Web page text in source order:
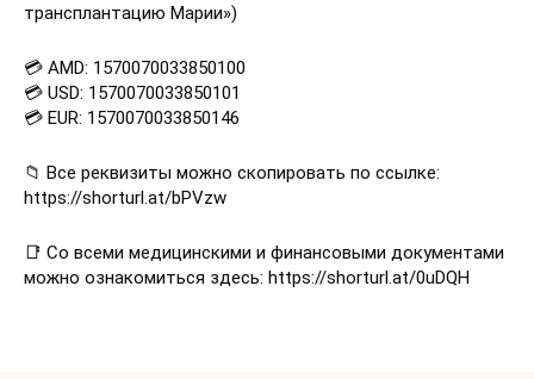
трансплантацию Марии»)
💳 AMD: 1570070033850100
💳 USD: 1570070033850101
💳 EUR: 1570070033850146
📁 Все реквизиты можно скопировать по ссылке:
https://shorturl.at/bPVzw
📑 Со всеми медицинскими и финансовыми документами
можно ознакомиться здесь: https://shorturl.at/0uDQH